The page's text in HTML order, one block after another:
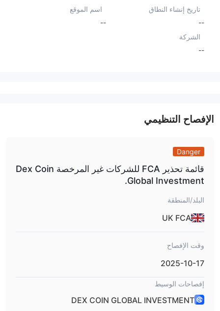
تاريخ إنشاء النطاق
--
اسم الموقع
--
الشركة
--
الإفصاح التنظيمي
Danger
قائمة تحذير FCA للشركات غير المرخصة Dex Coin
Global Investment.
البلد/المنطقة
UK FCA
وقت الإفصاح
2025-10-17
إفصاحات الوسيط
DEX COIN GLOBAL INVESTMENT